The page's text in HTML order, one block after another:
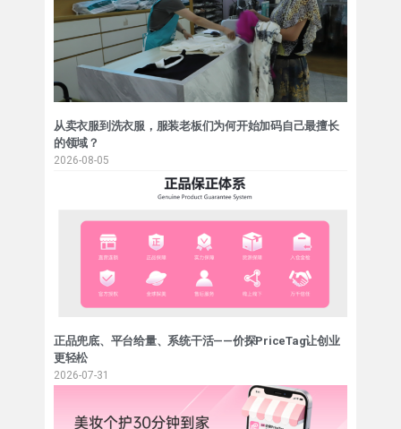
从卖衣服到洗衣服，服装老板们为何开始加码自己最擅长
的领域？
2026-08-05
正品兜底、平台给量、系统干活——价探PriceTag让创业
更轻松
2026-07-31